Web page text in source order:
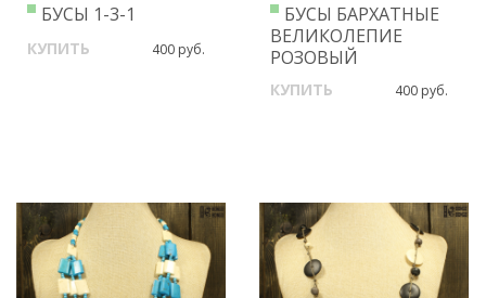
БУСЫ 1-3-1
КУПИТЬ 400 руб.
БУСЫ БАРХАТНЫЕ
ВЕЛИКОЛЕПИЕ
РОЗОВЫЙ
КУПИТЬ 400 руб.